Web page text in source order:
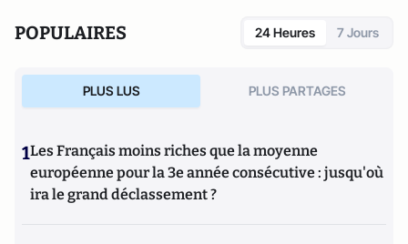
POPULAIRES 24 Heures 7 Jours
PLUS LUS PLUS PARTAGES
1Les Français moins riches que la moyenne
européenne pour la 3e année consécutive : jusqu'où
ira le grand déclassement ?